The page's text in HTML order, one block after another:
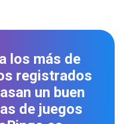
los más de
registrados
un buen
de juegos